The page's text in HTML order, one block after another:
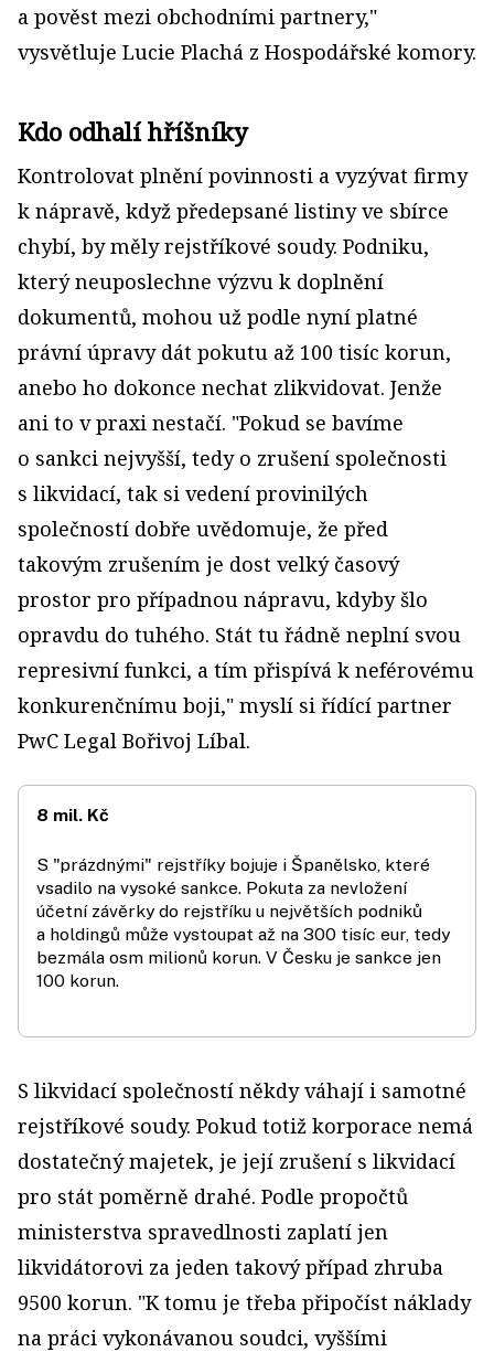
a pověst mezi obchodními partnery,"
vysvětluje Lucie Plachá z Hospodářské komory.
Kdo odhalí hříšníky
Kontrolovat plnění povinnosti a vyzývat firmy
k nápravě, když předepsané listiny ve sbírce
chybí, by měly rejstříkové soudy. Podniku,
který neuposlechne výzvu k doplnění
dokumentů, mohou už podle nyní platné
právní úpravy dát pokutu až 100 tisíc korun,
anebo ho dokonce nechat zlikvidovat. Jenže
ani to v praxi nestačí. "Pokud se bavíme
o sankci nejvyšší, tedy o zrušení společnosti
s likvidací, tak si vedení provinilých
společností dobře uvědomuje, že před
takovým zrušením je dost velký časový
prostor pro případnou nápravu, kdyby šlo
opravdu do tuhého. Stát tu řádně neplní svou
represivní funkci, a tím přispívá k neférovému
konkurenčnímu boji," myslí si řídící partner
PwC Legal Bořivoj Líbal.
8 mil. Kč
S "prázdnými" rejstříky bojuje i Španělsko, které
vsadilo na vysoké sankce. Pokuta za nevložení
účetní závěrky do rejstříku u největších podniků
a holdingů může vystoupat až na 300 tisíc eur, tedy
bezmála osm milionů korun. V Česku je sankce jen
100 korun.
S likvidací společností někdy váhají i samotné
rejstříkové soudy. Pokud totiž korporace nemá
dostatečný majetek, je její zrušení s likvidací
pro stát poměrně drahé. Podle propočtů
ministerstva spravedlnosti zaplatí jen
likvidátorovi za jeden takový případ zhruba
9500 korun. "K tomu je třeba připočíst náklady
na práci vykonávanou soudci, vyššími